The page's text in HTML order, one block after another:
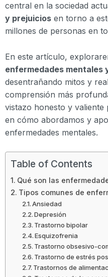
central en la sociedad
y prejuicios en torno a
millones de personas en
En este artículo,
enfermedades mentales
desentrañando mitos y
comprensión más
vistazo honesto y valiente
en cómo abordamos y
enfermedades mentales.
Table of Contents
Qué son las
Tipos comunes de
Ansiedad
Depresión
Trastorno bipolar
Esquizofrenia
Trastorno obsesivo-
Trastorno de estrés
Trastornos de